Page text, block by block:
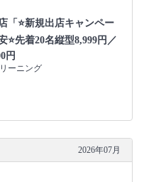
「⭐新規出店キャンペー
⭐先着20名縦型8,999円／
円
ーニング
2026年07月